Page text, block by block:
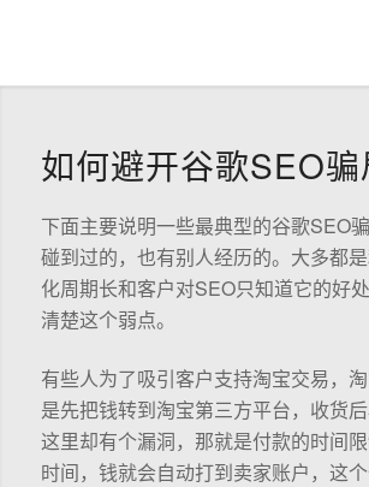
如何避开谷歌SEO骗
下面主要说明一些最典型的谷歌SEO
碰到过的，也有别人经历的。大多都
化周期长和客户对SEO只知道它的好
清楚这个弱点。
有些人为了吸引客户支持淘宝交易，
是先把钱转到淘宝第三方平台，收货后
这里却有个漏洞，那就是付款的时间
时间，钱就会自动打到卖家账户，这